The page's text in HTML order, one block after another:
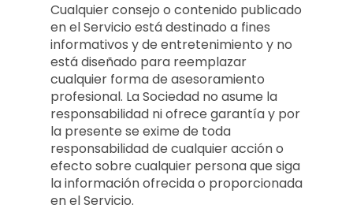
Cualquier consejo o contenido publicado
en el Servicio está destinado a fines
informativos y de entretenimiento y no
está diseñado para reemplazar
cualquier forma de asesoramiento
profesional. La Sociedad no asume la
responsabilidad ni ofrece garantía y por
la presente se exime de toda
responsabilidad de cualquier acción o
efecto sobre cualquier persona que siga
la información ofrecida o proporcionada
en el Servicio.